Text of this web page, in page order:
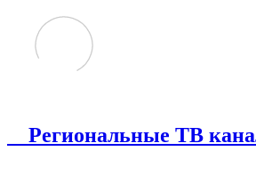
Региональные ТВ